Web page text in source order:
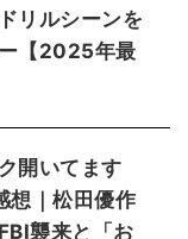
リルシーンを
【2025年最
開いてます
想｜松田優作
襲来と「お